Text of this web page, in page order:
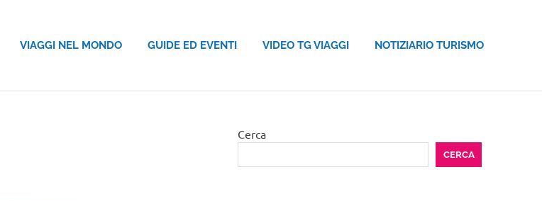
VIAGGI NEL MONDO GUIDE ED EVENTI VIDEO TG VIAGGI NOTIZIARIO TURISMO
Cerca
CERCA